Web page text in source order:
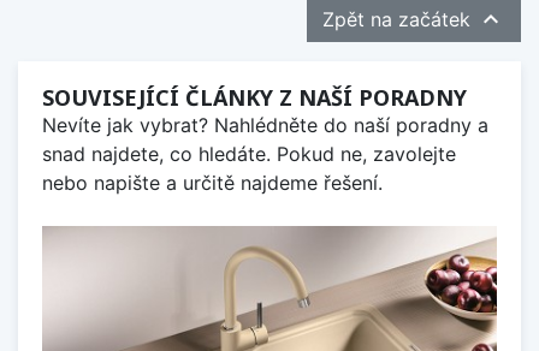
Zpět na začátek 
SOUVISEJÍCÍ ČLÁNKY Z NAŠÍ PORADNY
Nevíte jak vybrat? Nahlédněte do naší poradny a
snad najdete, co hledáte. Pokud ne, zavolejte
nebo napište a určitě najdeme řešení.